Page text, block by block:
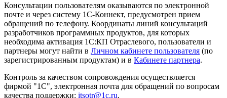
Консультации пользователям оказываются по электронной
почте и через систему 1С-Коннект, предусмотрен прием
обращений по телефону. Координаты линий консультаций
разработчиков программных продуктов, для которых
необходима активация 1С:КП Отраслевого, пользователи и
партнеры могут найти в Личном кабинете пользователя (по
зарегистрированным продуктам) и в Кабинете партнера.
Контроль за качеством сопровождения осуществляется
фирмой "1С", электронная почта для обращений по вопросам
качества поддержки: itsotr@1c.ru.